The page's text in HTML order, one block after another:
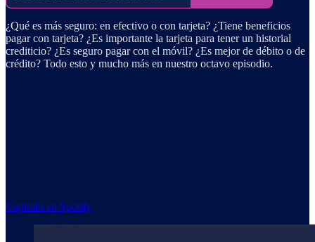
¿Qué es más seguro: en efectivo o con tarjeta? ¿Tiene beneficios
pagar con tarjeta? ¿Es importante la tarjeta para tener un historial
crediticio? ¿Es seguro pagar con el móvil? ¿Es mejor de débito o de
crédito? Todo esto y mucho más en nuestro octavo episodio.
Capítulo en Spotify